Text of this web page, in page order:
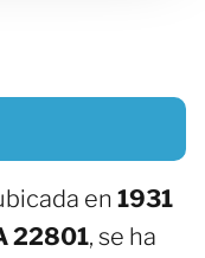
en 1931
22801, se ha